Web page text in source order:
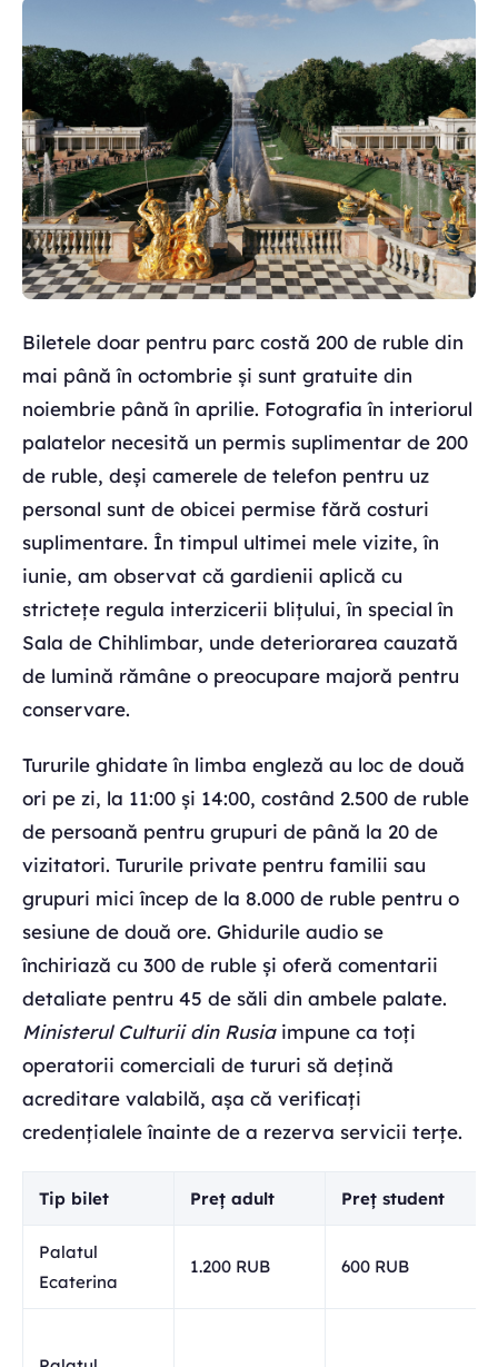
Biletele doar pentru parc costă 200 de ruble din
mai până în octombrie și sunt gratuite din
noiembrie până în aprilie. Fotografia în interiorul
palatelor necesită un permis suplimentar de 200
de ruble, deși camerele de telefon pentru uz
personal sunt de obicei permise fără costuri
suplimentare. În timpul ultimei mele vizite, în
iunie, am observat că gardienii aplică cu
strictețe regula interzicerii blițului, în special în
Sala de Chihlimbar, unde deteriorarea cauzată
de lumină rămâne o preocupare majoră pentru
conservare.
Tururile ghidate în limba engleză au loc de două
ori pe zi, la 11:00 și 14:00, costând 2.500 de ruble
de persoană pentru grupuri de până la 20 de
vizitatori. Tururile private pentru familii sau
grupuri mici încep de la 8.000 de ruble pentru o
sesiune de două ore. Ghidurile audio se
închiriază cu 300 de ruble și oferă comentarii
detaliate pentru 45 de săli din ambele palate.
Ministerul Culturii din Rusiaimpune ca toți
operatorii comerciali de tururi să dețină
acreditare valabilă, așa că verificați
credențialele înainte de a rezerva servicii terțe.
Tip bilet Preț adult Preț student
Palatul
Ecaterina
1.200 RUB 600 RUB